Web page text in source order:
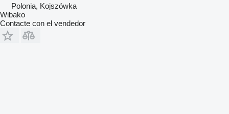
Polonia, Kojszówka
Wibako
Contacte con el vendedor